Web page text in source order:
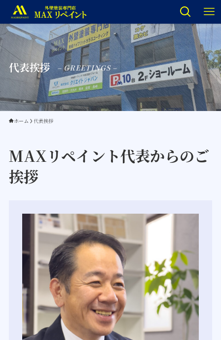
代表挨拶 – GREETINGS –
ホーム 代表挨拶
MAXリペイント代表からのご
挨拶